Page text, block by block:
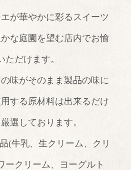
が華やかに彩るスイーツ
な庭園を望む店内でお愉
ただけます。
味がそのまま製品の味に
する原材料は出来るだけ
選しております。
(牛乳、生クリーム、クリ
ークリーム、ヨーグルト
室
室